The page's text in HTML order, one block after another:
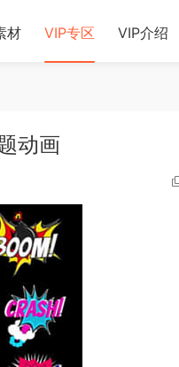
材 VIP专区 VIP介绍
动画